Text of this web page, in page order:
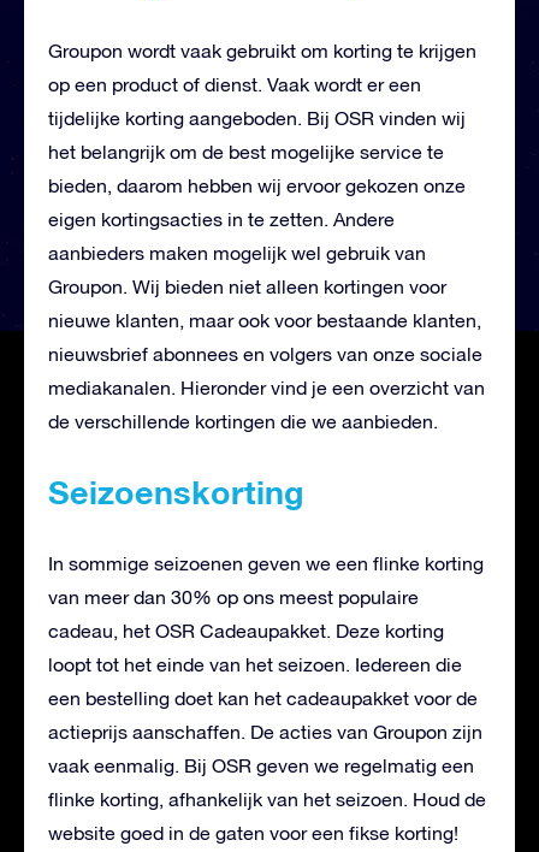
Groupon wordt vaak gebruikt om korting te krijgen
op een product of dienst. Vaak wordt er een
tijdelijke korting aangeboden. Bij OSR vinden wij
het belangrijk om de best mogelijke service te
bieden, daarom hebben wij ervoor gekozen onze
eigen kortingsacties in te zetten. Andere
aanbieders maken mogelijk wel gebruik van
Groupon. Wij bieden niet alleen kortingen voor
nieuwe klanten, maar ook voor bestaande klanten,
nieuwsbrief abonnees en volgers van onze sociale
mediakanalen. Hieronder vind je een overzicht van
de verschillende kortingen die we aanbieden.
Seizoenskorting
In sommige seizoenen geven we een flinke korting
van meer dan 30% op ons meest populaire
cadeau, het OSR Cadeaupakket. Deze korting
loopt tot het einde van het seizoen. Iedereen die
een bestelling doet kan het cadeaupakket voor de
actieprijs aanschaffen. De acties van Groupon zijn
vaak eenmalig. Bij OSR geven we regelmatig een
flinke korting, afhankelijk van het seizoen. Houd de
website goed in de gaten voor een fikse korting!